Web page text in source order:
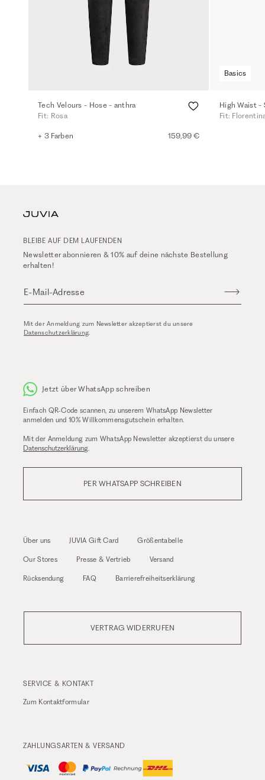
Tech Velours - Hose - anthra
Fit: Rosa
+ 3 Farben 159,99 €
Basics
High Waist -
Fit:
BLEIBE AUF DEM LAUFENDEN
Newsletter abonnieren & 10% auf deine nächste Bestellung
erhalten!
E-Mail-Adresse
Mit der Anmeldung zum Newsletter akzeptierst du unsere
Datenschutzerklärung.
Jetzt über WhatsApp schreiben
Einfach QR-Code scannen, zu unserem WhatsApp Newsletter
anmelden und 10% Willkommensgutschein erhalten.
Mit der Anmeldung zum WhatsApp Newsletter akzeptierst du unsere
Datenschutzerklärung
PER WHATSAPP SCHREIBEN
Über uns JUVIA Gift Card Größentabelle
Our Stores Presse & Vertrieb Versand
Rücksendung FAQ Barrierefreiheitserklärung
VERTRAG WIDERRUFEN
SERVICE & KONTAKT
Zum Kontaktformular
ZAHLUNGSARTEN & VERSAND